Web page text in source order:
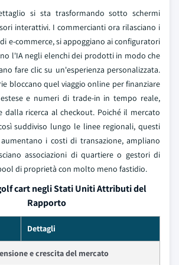
si sta trasformando sotto schermi
interattivi. I commercianti ora rilasciano i
e-commerce, si appoggiano ai configuratori
l'IA negli elenchi dei prodotti in modo che
fare clic su un'esperienza personalizzata.
bloccano quel viaggio online per finanziare
e numeri di trade-in in tempo reale,
dalla ricerca al checkout. Poiché il mercato
suddiviso lungo le linee regionali, questi
i costi di transazione, ampliano
associazioni di quartiere o gestori di
di proprietà con molto meno fastidio.
cart negli Stati Uniti Attributi del
Rapporto
Dettagli
e crescita del mercato